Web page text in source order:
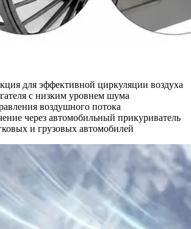
для эффективной циркуляции воздуха
с низким уровнем шума
воздушного потока
через автомобильный прикуриватель
и грузовых автомобилей